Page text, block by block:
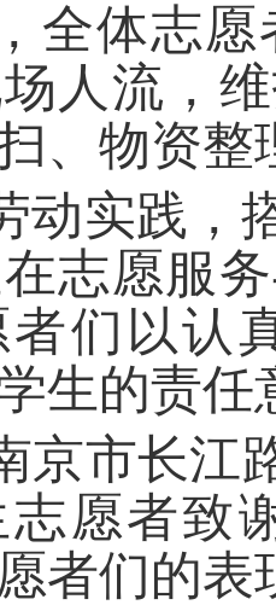
全体志
人流，
、物资
动实践，
志愿服
们以认
生的责任
京市长江
志愿者致
者们的